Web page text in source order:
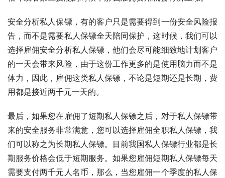
安全分析私人保镖，有的客户只是需要得到一份安全风险报
告，而不是需要私人保镖全天陪同保护，这时候，我们可以
选择雇佣安全分析私人保镖，他们会尽可能细致地计划客户
的一天会带来风险，由于这份工作更多的是使用脑力而不是
体力，因此，雇佣这类私人保镖，不论是短期还是长期，费
用都是接近两千元一天的。
最后，如果您在雇佣了短期私人保镖之后，对于私人保镖带
来的安全服务非常满意，您可以选择雇佣全职私人保镖，我
们可以称之为长期私人保镖。目前我国私人保镖行业都是长
期服务价格会低于短期服务。如果您雇佣短期私人保镖每天
需要支付两千元人名币，那么，当您雇佣一个季度的私人保